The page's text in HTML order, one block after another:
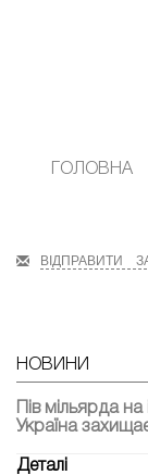
ГОЛОВНА
ВІДПРАВИТИ
НОВИНИ
Пів мільярда
Україна
Деталі